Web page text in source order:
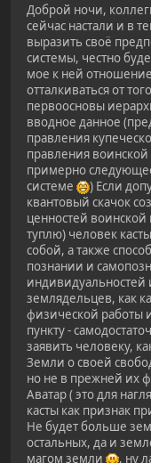
Доброй ночи,
сейчас настали и в
выразить своё
системы, честно
мое к ней
отталкиваться от
первоосновы
вводное данное
правления
правления воинской
примерно
системе
) Если
квантовый скачок
ценностей воинской
туплю) человек
собой, а также
познании и
индивидуальностей
землядельцев, как
физической работы
пункту -
заявить человеку,
Земли о своей
но не в прежней их
Аватар ( это для
касты как признак
Не будет больше
остальных, да и
магом земли
, ну